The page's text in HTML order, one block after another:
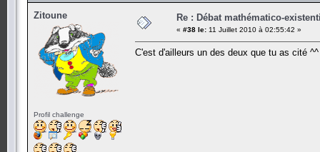
Zitoune
Profil challenge
Re : Débat mathématico-
« #38 le: 11 Juillet 2010 à 02:55:42 »
C'est d'ailleurs un des deux que tu as cité ^^